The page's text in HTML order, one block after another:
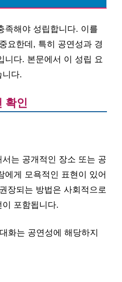
족해야 성립합니다. 이를
요한데, 특히 공연성과 경
니다. 본문에서 이 성립 요
니다.
확인
는 공개적인 장소 또는 공
에게 모욕적인 표현이 있어
장되는 방법은 사회적으로
포함됩니다.
화는 공연성에 해당하지